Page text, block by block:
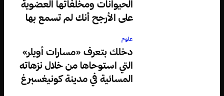
الحيوانات ومخلفاتها العضوية
على الأرجح أنك لم تسمع بها
علوم
دخلك بتعرف «مسارات أويلر»
التي استوحاها من خلال نزهاته
المسائية في مدينة كونيغسبرغ